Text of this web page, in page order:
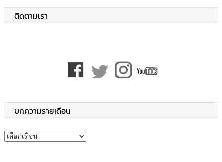
ติดตามเรา
บทความรายเดือน
บทความรายเดือน